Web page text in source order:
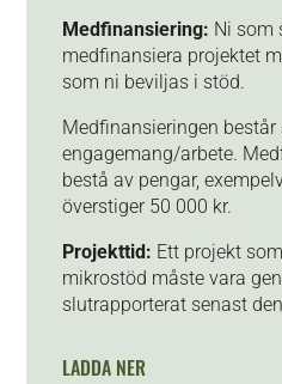
Medfinansiering: Ni som
medfinansiera projektet
som ni beviljas i stöd.
Medfinansieringen består
engagemang/arbete.
bestå av pengar,
överstiger 50 000 kr.
Projekttid: Ett projekt
mikrostöd måste vara
slutrapporterat senast
LADDA NER